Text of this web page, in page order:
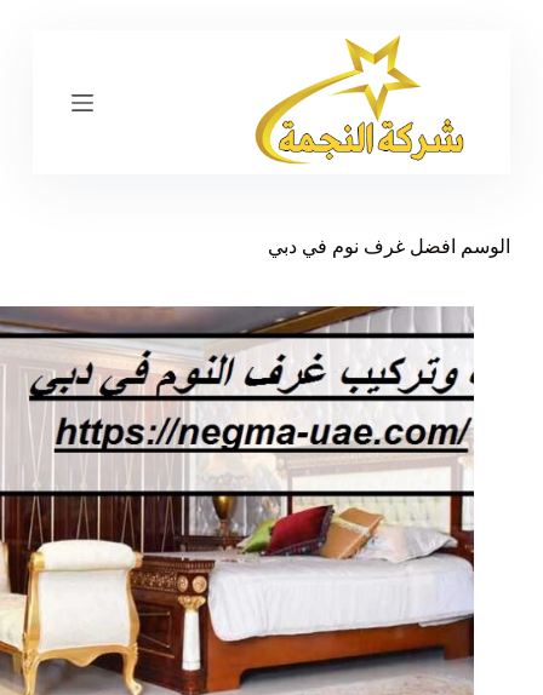
ح
ت
الوسم افضل غرف نوم في دبي